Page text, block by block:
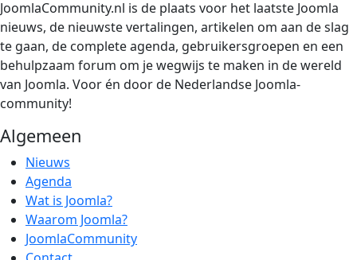
JoomlaCommunity.nl is de plaats voor het laatste Joomla
nieuws, de nieuwste vertalingen, artikelen om aan de slag
te gaan, de complete agenda, gebruikersgroepen en een
behulpzaam forum om je wegwijs te maken in de wereld
van Joomla. Voor én door de Nederlandse Joomla-
community!
Algemeen
Nieuws
Agenda
Wat is Joomla?
Waarom Joomla?
JoomlaCommunity